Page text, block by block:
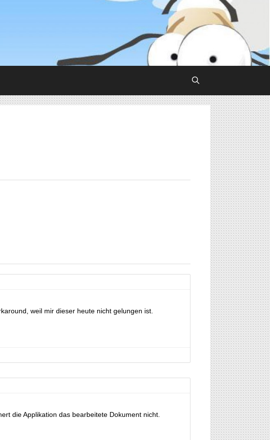
weil mir dieser heute nicht gelungen ist.
die Applikation das bearbeitete Dokument nicht.